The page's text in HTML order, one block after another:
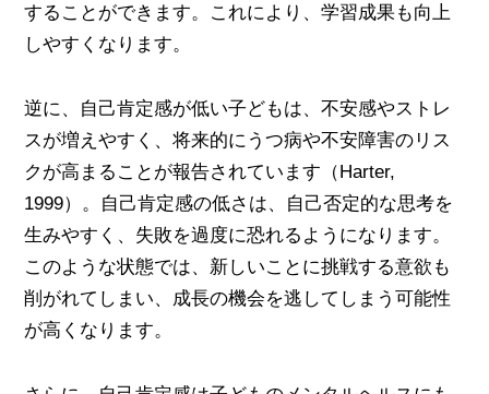
することができます。これにより、学習成果も向上
しやすくなります。
逆に、自己肯定感が低い子どもは、不安感やストレ
スが増えやすく、将来的にうつ病や不安障害のリス
クが高まることが報告されています（Harter,
1999）。自己肯定感の低さは、自己否定的な思考を
生みやすく、失敗を過度に恐れるようになります。
このような状態では、新しいことに挑戦する意欲も
削がれてしまい、成長の機会を逃してしまう可能性
が高くなります。